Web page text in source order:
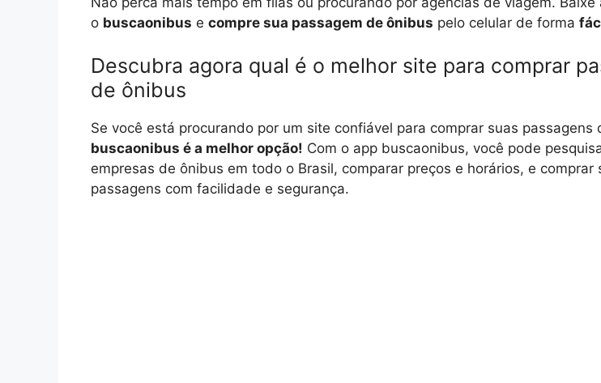
o buscaonibus e compre sua passagem de ônibus pelo celular de forma
Descubra agora qual é o melhor site para comprar
de ônibus
Se você está procurando por um site confiável para comprar suas passagens
buscaonibus é a melhor opção! Com o app buscaonibus, você pode
empresas de ônibus em todo o Brasil, comparar preços e horários, e comprar
passagens com facilidade e segurança.